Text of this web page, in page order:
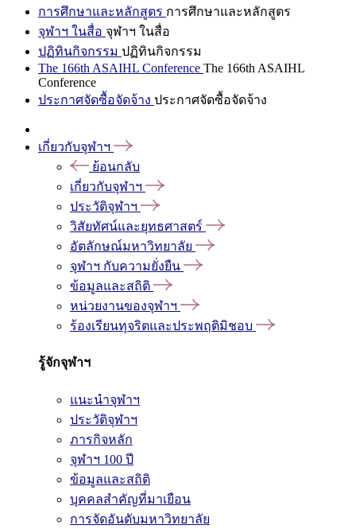
การศึกษาและหลักสูตร การศึกษาและหลักสูตร
จุฬาฯ ในสื่อ จุฬาฯ ในสื่อ
ปฏิทินกิจกรรม ปฏิทินกิจกรรม
The 166th ASAIHL Conference The 166th ASAIHL
Conference
ประกาศจัดซื้อจัดจ้าง ประกาศจัดซื้อจัดจ้าง
เกี่ยวกับจุฬาฯ
ย้อนกลับ
เกี่ยวกับจุฬาฯ
ประวัติจุฬาฯ
วิสัยทัศน์และยุทธศาสตร์
อัตลักษณ์มหาวิทยาลัย
จุฬาฯ กับความยั่งยืน
ข้อมูลและสถิติ
หน่วยงานของจุฬาฯ
ร้องเรียนทุจริตและประพฤติมิชอบ
รู้จักจุฬาฯ
แนะนำจุฬาฯ
ประวัติจุฬาฯ
ภารกิจหลัก
จุฬาฯ 100 ปี
ข้อมูลและสถิติ
บุคคลสำคัญที่มาเยือน
การจัดอันดับมหาวิทยาลัย